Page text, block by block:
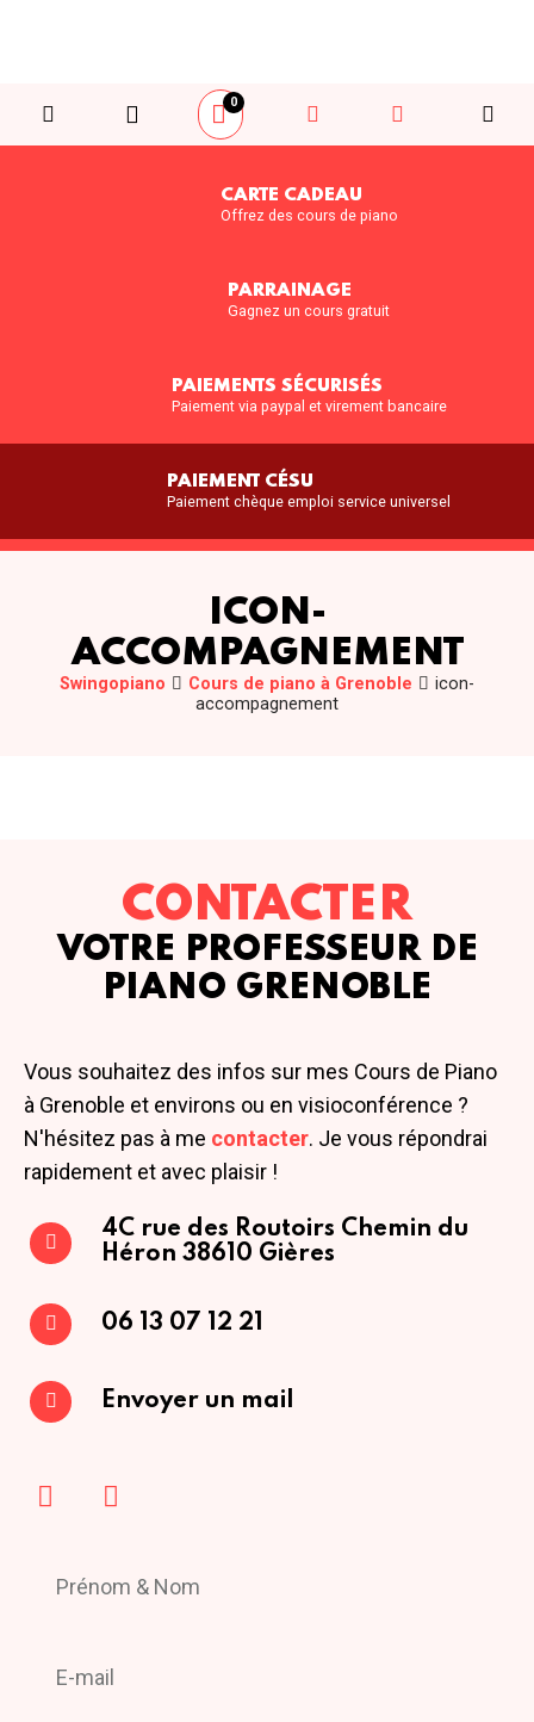
0
CARTE CADEAU
Offrez des cours de piano
PARRAINAGE
Gagnez un cours gratuit
PAIEMENTS SÉCURISÉS
Paiement via paypal et virement bancaire
PAIEMENT CÉSU
Paiement chèque emploi service universel
ICON-
ACCOMPAGNEMENT
Swingopiano Cours de piano à Grenoble
icon-
accompagnement
CONTACTER
VOTRE PROFESSEUR DE
PIANO GRENOBLE
Vous souhaitez des infos sur mes Cours de Piano
à Grenoble et environs ou en visioconférence ?
N'hésitez pas à me contacter. Je vous répondrai
rapidement et avec plaisir !
4C rue des Routoirs Chemin du
Héron 38610 Gières
06 13 07 12 21
Envoyer un mail